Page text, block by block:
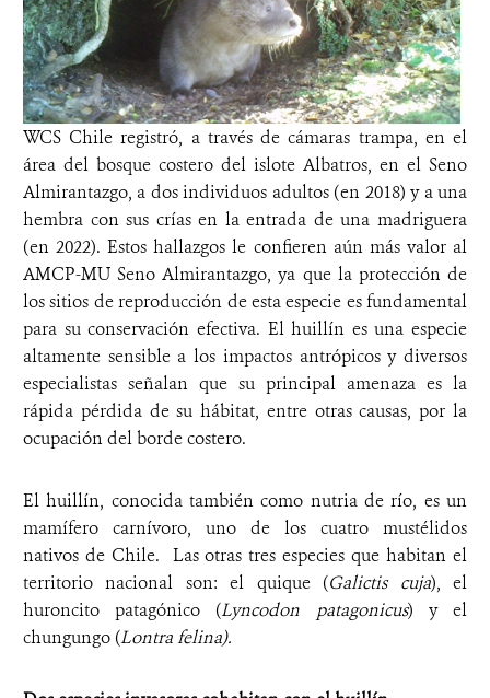
WCS Chile registró, a través de cámaras trampa, en el
área del bosque costero del islote Albatros, en el Seno
Almirantazgo, a dos individuos adultos (en 2018) y a una
hembra con sus crías en la entrada de una madriguera
(en 2022). Estos hallazgos le confieren aún más valor al
AMCP-MU Seno Almirantazgo, ya que la protección de
los sitios de reproducción de esta especie es fundamental
para su conservación efectiva. El huillín es una especie
altamente sensible a los impactos antrópicos y diversos
especialistas señalan que su principal amenaza es la
rápida pérdida de su hábitat, entre otras causas, por la
ocupación del borde costero.
El huillín, conocida también como nutria de río, es un
mamífero carnívoro, uno de los cuatro mustélidos
nativos de Chile. Las otras tres especies que habitan el
territorio nacional son: el quique (Galictis cuja), el
huroncito patagónico (Lyncodon patagonicus) y el
chungungo (Lontra felina).